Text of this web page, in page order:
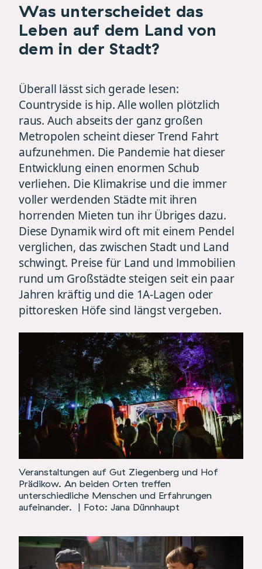
Was unterscheidet das
Leben auf dem Land von
dem in der Stadt?
Überall lässt sich gerade lesen:
Countryside is hip. Alle wollen plötzlich
raus. Auch abseits der ganz großen
Metropolen scheint dieser Trend Fahrt
aufzunehmen. Die Pandemie hat dieser
Entwicklung einen enormen Schub
verliehen. Die Klimakrise und die immer
voller werdenden Städte mit ihren
horrenden Mieten tun ihr Übriges dazu.
Diese Dynamik wird oft mit einem Pendel
verglichen, das zwischen Stadt und Land
schwingt. Preise für Land und Immobilien
rund um Großstädte steigen seit ein paar
Jahren kräftig und die 1A-Lagen oder
pittoresken Höfe sind längst vergeben.
Veranstaltungen auf Gut Ziegenberg und Hof
Prädikow. An beiden Orten treffen
unterschiedliche Menschen und Erfahrungen
aufeinander. | Foto: Jana Dünnhaupt